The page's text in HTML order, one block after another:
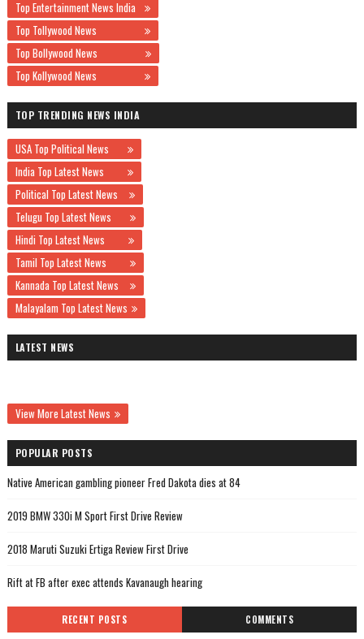
Top Entertainment News India
Top Tollywood News
Top Bollywood News
Top Kollywood News
TOP TRENDING NEWS INDIA
USA Top Political News
India Top Latest News
Political Top Latest News
Telugu Top Latest News
Hindi Top Latest News
Tamil Top Latest News
Kannada Top Latest News
Malayalam Top Latest News
LATEST NEWS
View More Latest News
POPULAR POSTS
Native American gambling pioneer Fred Dakota dies at 84
2019 BMW 330i M Sport First Drive Review
2018 Maruti Suzuki Ertiga Review First Drive
Rift at FB after exec attends Kavanaugh hearing
RECENT POSTS COMMENTS